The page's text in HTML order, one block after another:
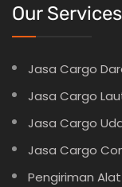
Our Services
Jasa Cargo
Jasa Cargo
Jasa Cargo
Jasa Cargo
Pengiriman